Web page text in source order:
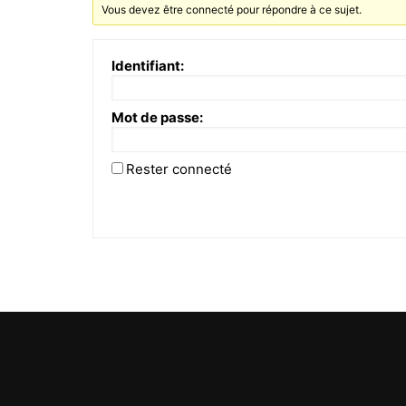
Vous devez être connecté pour répondre à ce sujet.
Identifiant:
Mot de passe:
Rester connecté